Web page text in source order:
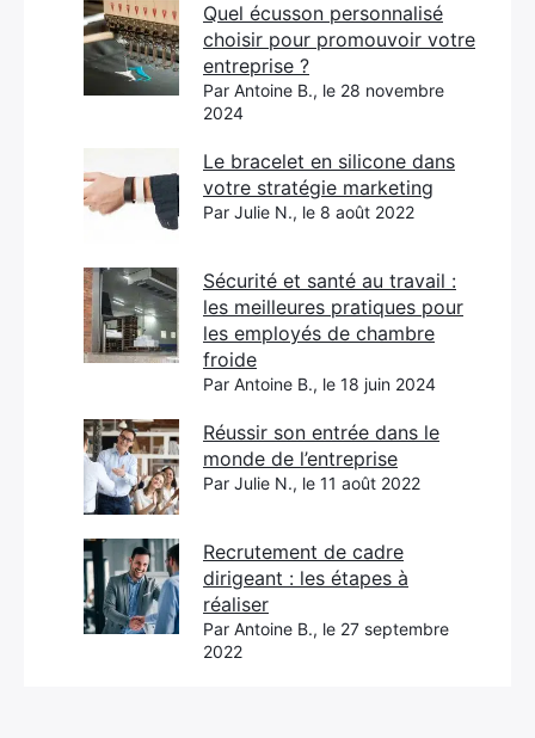
Quel écusson personnalisé
choisir pour promouvoir votre
entreprise ?
Par Antoine B., le 28 novembre
2024
Le bracelet en silicone dans
votre stratégie marketing
Par Julie N., le 8 août 2022
Sécurité et santé au travail :
les meilleures pratiques pour
les employés de chambre
froide
Par Antoine B., le 18 juin 2024
Réussir son entrée dans le
monde de l’entreprise
Par Julie N., le 11 août 2022
Recrutement de cadre
dirigeant : les étapes à
réaliser
Par Antoine B., le 27 septembre
2022